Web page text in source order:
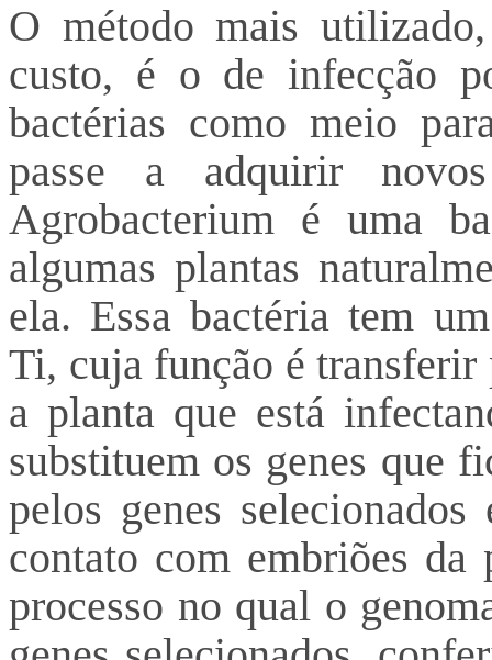
O método mais
custo, é o de infecção
bactérias como meio
passe a adquirir
Agrobacterium é uma
algumas plantas
ela. Essa bactéria tem
Ti, cuja função é
a planta que está
substituem os genes que
pelos genes
contato com embriões da
processo no qual o